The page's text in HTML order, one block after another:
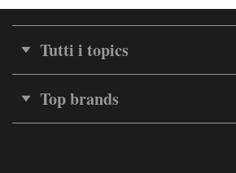
Tutti i topics
Top brands